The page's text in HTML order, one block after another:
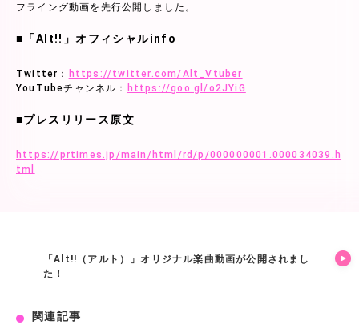
フライング動画を先行公開しました。
■「Alt!!」オフィシャルinfo
Twitter：
https://twitter.com/Alt_Vtuber
YouTubeチャンネル：
https://goo.gl/o2JYiG
■プレスリリース原文
https://prtimes.jp/main/html/rd/p/000000001.000034039.h
tml
「Alt!!（アルト）」オリジナル楽曲動画が公開されまし
た！
関連記事